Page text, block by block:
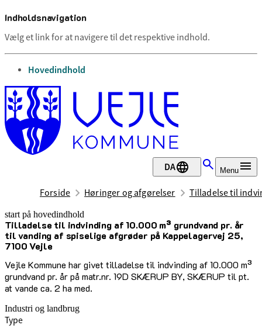
Indholdsnavigation
Vælg et link for at navigere til det respektive indhold.
gå til
Hovedindhold
DA Menu
Forside Høringer og afgørelser Tilladelse til
start på hovedindhold
Tilladelse til indvinding af 10.000 m³ grundvand pr. år
til vanding af spiselige afgrøder på Kappelagervej 25,
7100 Vejle
Vejle Kommune har givet tilladelse til indvinding af 10.000 m³
grundvand pr. år på matr.nr. 19D SKÆRUP BY, SKÆRUP til pt.
at vande ca. 2 ha med.
senest opdateret 22. april 2025
Industri og landbrug
Type